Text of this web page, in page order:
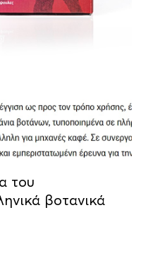
του
βοτανικά